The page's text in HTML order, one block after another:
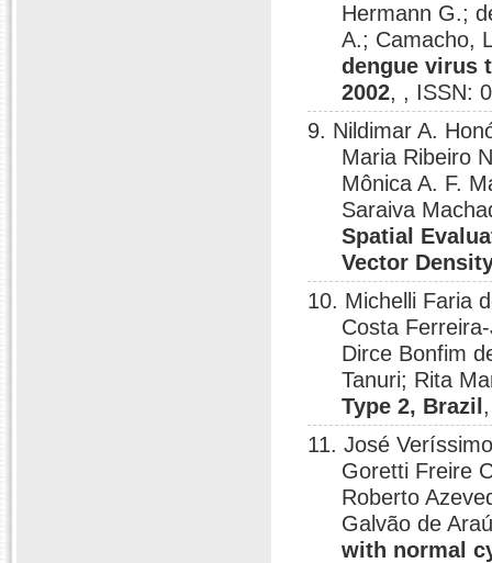
Hermann G.;
A.; Camacho,
dengue virus
2002, , ISSN:
9. Nildimar A.
Maria Ribeiro
Mônica A. F.
Saraiva
Spatial
Vector
10. Michelli Faria
Costa
Dirce Bonfim
Tanuri; Rita
Type 2, Brazil
11. José
Goretti Freire
Roberto
Galvão de
with normal